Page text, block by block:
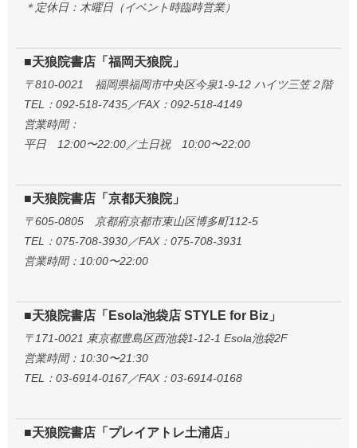
＊定休日：木曜日（イベント時臨時営業）
■天狼院書店「福岡天狼院」
〒810-0021 福岡県福岡市中央区今泉1-9-12 ハイツ三笠２階
TEL：092-518-7435／FAX：092-518-4149
営業時間：
平日 12:00〜22:00／土日祝 10:00〜22:00
■天狼院書店「京都天狼院」
〒605-0805 京都府京都市東山区博多町112-5
TEL：075-708-3930／FAX：075-708-3931
営業時間：10:00〜22:00
■天狼院書店「Esola池袋店 STYLE for Biz」
〒171-0021 東京都豊島区西池袋1-12-1 Esola池袋2F
営業時間：10:30〜21:30
TEL：03-6914-0167／FAX：03-6914-0168
■天狼院書店「プレイアトレ土浦店」